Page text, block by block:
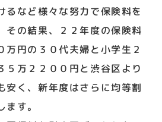
るなど様々な努力で保険料を
その結果、２２年度の保険料
万円の３０代夫婦と小学生２
５万２２００円と渋谷区より
安く、新年度はさらに均等割
す。